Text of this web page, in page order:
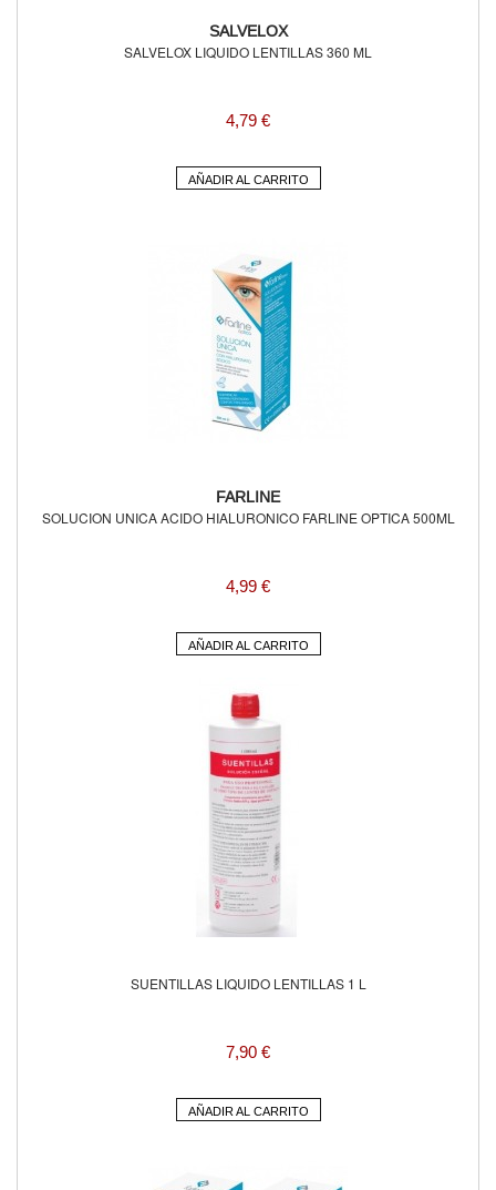
SALVELOX
SALVELOX LIQUIDO LENTILLAS 360 ML
4,79 €
AÑADIR AL CARRITO
FARLINE
SOLUCION UNICA ACIDO HIALURONICO FARLINE OPTICA 500ML
4,99 €
AÑADIR AL CARRITO
SUENTILLAS LIQUIDO LENTILLAS 1 L
7,90 €
AÑADIR AL CARRITO